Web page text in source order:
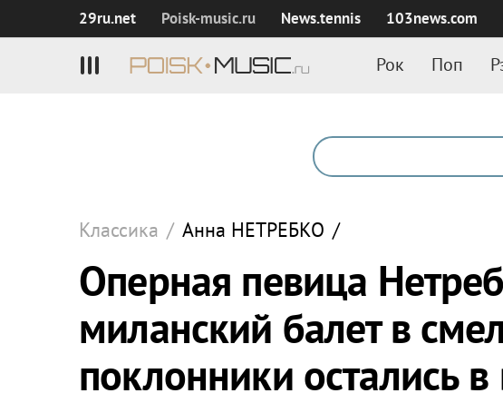
29ru.net Poisk‑music.ru News.tennis 103news.com
Рок Поп
Классика / Анна НЕТРЕБКО /
Оперная певица
миланский балет в
поклонники остались в